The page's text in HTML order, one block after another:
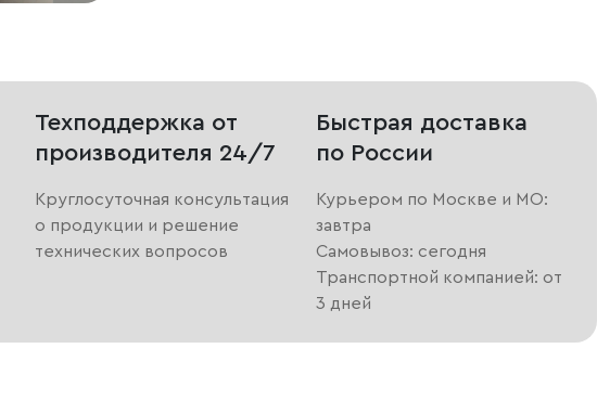
Техподдержка от
производителя 24/7
Круглосуточная консультация
о продукции и решение
технических вопросов
Быстрая доставка
по России
Курьером по Москве и МО:
завтра
Самовывоз: сегодня
Транспортной компанией: от
3 дней